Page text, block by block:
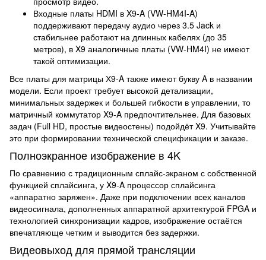
Входные платы HDMI в X9-A (VW-HM4I-A)
поддерживают передачу аудио через 3.5 Jack и
стабильнее работают на длинных кабелях (до 35
метров), в X9 аналогичные платы (VW-HM4I) не имеют
такой оптимизации.
Все платы для матрицы Х9-A также имеют букву A в названии
модели. Если проект требует высокой детализации,
минимальных задержек и большей гибкости в управлении, то
матричный коммутатор X9-A предпочтительнее. Для базовых
задач (Full HD, простые видеостены) подойдёт X9. Учитывайте
это при формировании технической спецификации и заказе.
Полноэкранное изображение в 4K
По сравнению с традиционным сплайс-экраном с собственной
функцией сплайсинга, у X9-A процессор сплайсинга
«аппаратно заряжен». Даже при подключении всех каналов
видеосигнала, дополненных аппаратной архитектурой FPGA и
технологией синхронизации кадров, изображение остаётся
впечатляюще четким и выводится без задержки.
Видеовыход для прямой трансляции